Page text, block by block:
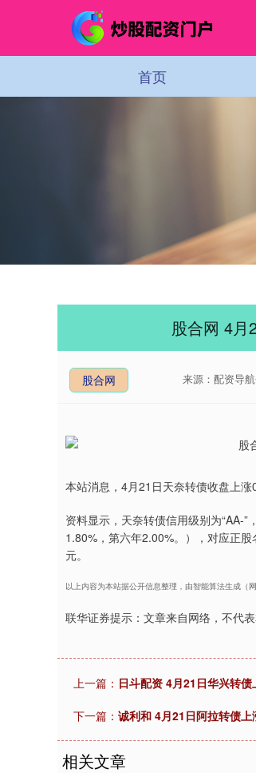
首页
股合网 4月
股合网 来源：配资导
本站消息，4月21日天奈转债收盘上
资料显示，天奈转债信用级别为“AA-
1.80%，第六年2.00%。），对应正
元。
以上内容为本站据公开信息整理，由智能算法生成
联华证券提示：文章来自网络，不代表
上一篇： 日斗配资 4月21日华兴转
下一篇： 诚利和 4月21日阿拉转债
相关文章
1.02%